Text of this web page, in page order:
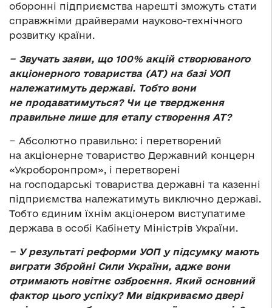
оборонні підприємства нарешті зможуть стати
справжніми драйверами науково-технічного
розвитку країни.
− Звучать заяви, що 100% акцій створюваного
акціонерного товариства (АТ) на базі УОП
належатимуть державі. Тобто вони
не продаватимуться? Чи це твердження
правильне лише для етапу створення АТ?
− Абсолютно правильно: і перетворений
на акціонерне товариство Державний концерн
«Укроборонпром», і перетворені
на господарські товариства державні та казенні
підприємства належатимуть виключно державі.
Тобто єдиним їхнім акціонером виступатиме
держава в особі Кабінету Міністрів України.
− У результаті реформи УОП у підсумку мають
виграти Збройні Сили України, адже вони
отримають новітнє озброєння. Який основний
фактор цього успіху? Ми відкриваємо двері